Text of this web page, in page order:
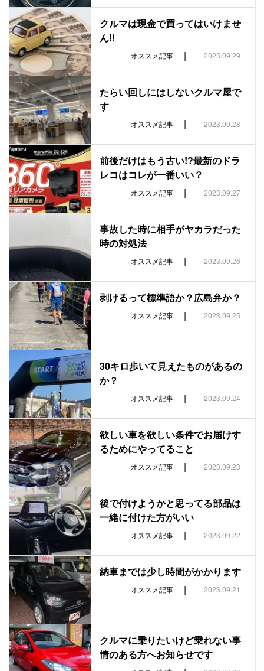
クルマは現金で買ってはいけませ
ん!!
オススメ記事 | 2023.09.29
たらい回しにはしないクルマ屋で
す
オススメ記事 | 2023.09.28
前後だけはもう古い!?最新のドラ
レコはコレが一番いい？
オススメ記事 | 2023.09.27
事故した時に相手がヤカラだった
時の対処法
オススメ記事 | 2023.09.26
剥けるって標準語か？広島弁か？
オススメ記事 | 2023.09.25
30キロ歩いて見えたものがあるの
か？
オススメ記事 | 2023.09.24
欲しい車を欲しい条件でお届けす
るためにやってること
オススメ記事 | 2023.09.23
後で付けようかと思ってる部品は
一緒に付けた方がいい
オススメ記事 | 2023.09.22
納車までは少し時間がかかります
オススメ記事 | 2023.09.21
クルマに乗りたいけど乗れない事
情のある方へお知らせです